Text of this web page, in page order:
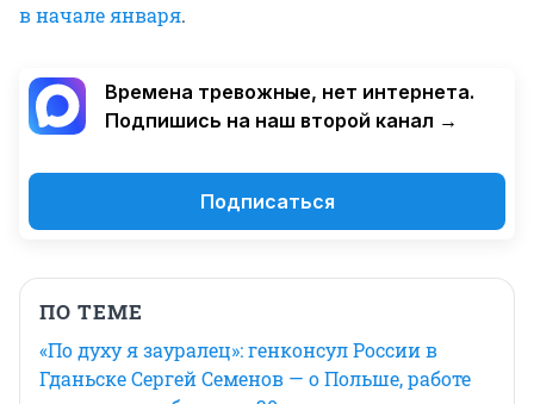
в начале января.
Времена тревожные, нет интернета.
Подпишись на наш второй канал →
Подписаться
ПО ТЕМЕ
«По духу я зауралец»: генконсул России в
Гданьске Сергей Семенов — о Польше, работе